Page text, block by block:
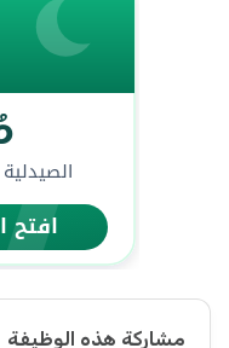
مشاركة هذه الوظيفة